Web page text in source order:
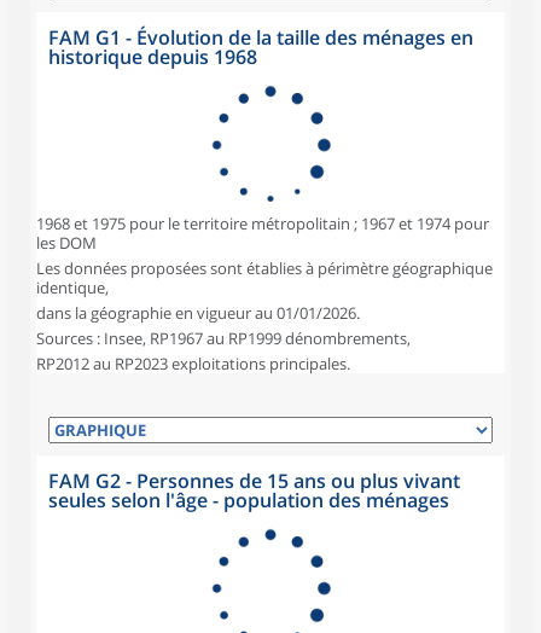
FAM G1 - Évolution de la taille des ménages en
historique depuis 1968
1968 et 1975 pour le territoire métropolitain ; 1967 et 1974 pour
les DOM
Les données proposées sont établies à périmètre géographique
identique,
dans la géographie en vigueur au 01/01/2026.
Sources : Insee, RP1967 au RP1999 dénombrements,
RP2012 au RP2023 exploitations principales.
FAM G2 - Personnes de 15 ans ou plus vivant
seules selon l'âge - population des ménages